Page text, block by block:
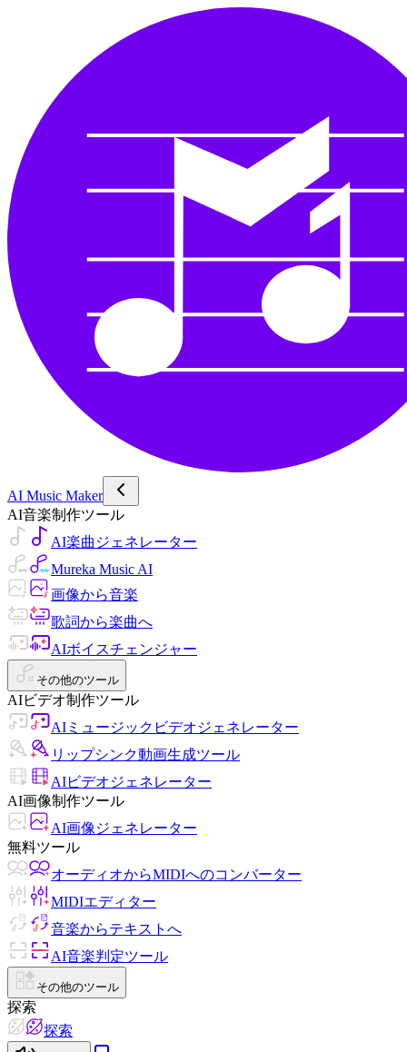
AI Music Maker
AI音楽制作ツール
AI楽曲ジェネレーター
Mureka Music AI
画像から音楽
歌詞から楽曲へ
AIボイスチェンジャー
その他のツール
AIビデオ制作ツール
AIミュージックビデオジェネレーター
リップシンク動画生成ツール
AIビデオジェネレーター
AI画像制作ツール
AI画像ジェネレーター
無料ツール
オーディオからMIDIへのコンバーター
MIDIエディター
音楽からテキストへ
AI音楽判定ツール
その他のツール
探索
探索